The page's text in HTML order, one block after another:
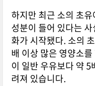
하지만 최근 소의 초
성분이 들어 있다는
화가 시작됐다. 소의
배 이상 많은 영양소
이 일반 우유보다 약
려져 있습니다.